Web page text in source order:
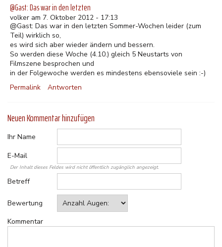
@Gast: Das war in den letzten
volker am 7. Oktober 2012 - 17:13
@Gast: Das war in den letzten Sommer-Wochen leider (zum
Teil) wirklich so,
es wird sich aber wieder ändern und bessern.
So werden diese Woche (4.10.) gleich 5 Neustarts von
Filmszene besprochen und
in der Folgewoche werden es mindestens ebensoviele sein :-)
Permalink
Antworten
Neuen Kommentar hinzufügen
Ihr Name
E-Mail
Der Inhalt dieses Feldes wird nicht öffentlich zugänglich angezeigt.
Betreff
Bewertung
Kommentar